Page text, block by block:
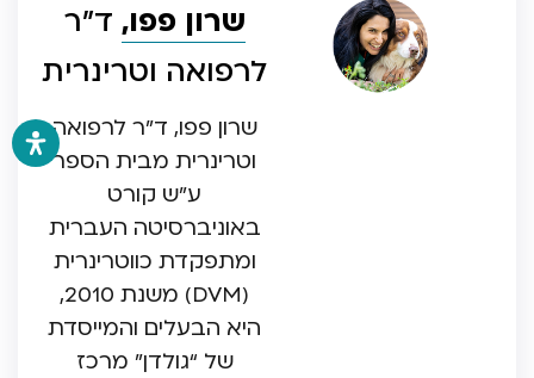
שרון פפו, ד”ר
לרפואה וטרינרית
שרון פפו, ד”ר לרפואה
וטרינרית מבית הספר
ע”ש קורט
באוניברסיטה העברית
ומתפקדת כווטרינרית
(DVM) משנת 2010,
היא הבעלים והמייסדת
של “גולדן” מרכז